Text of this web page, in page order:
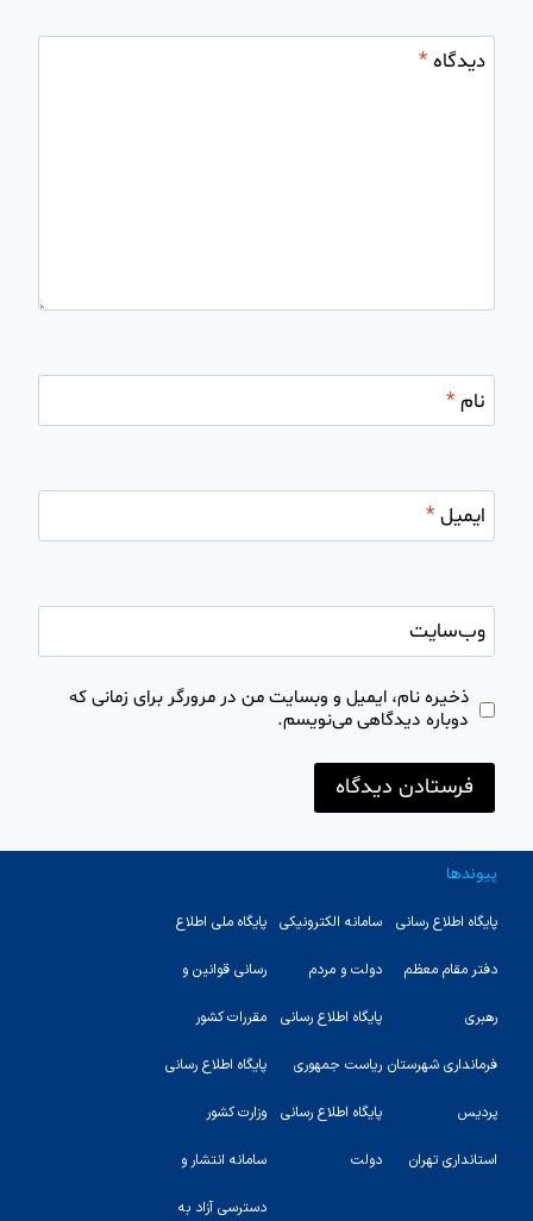
دیدگاه*
نام*
ایمیل*
وب‌سایت
ذخیره نام، ایمیل و وبسایت من در مرورگر برای زمانی که
دوباره دیدگاهی می‌نویسم.
پیوندها
پایگاه اطلاع رسانی
دفتر مقام معظم
رهبری
فرمانداری شهرستان
پردیس
استانداری تهران
سامانه الکترونیکی
دولت و مردم
پایگاه اطلاع رسانی
ریاست جمهوری
پایگاه اطلاع رسانی
دولت
پایگاه ملی اطلاع
رسانی قوانین و
مقررات کشور
پایگاه اطلاع رسانی
وزارت کشور
سامانه انتشار و
دسترسی آزاد به